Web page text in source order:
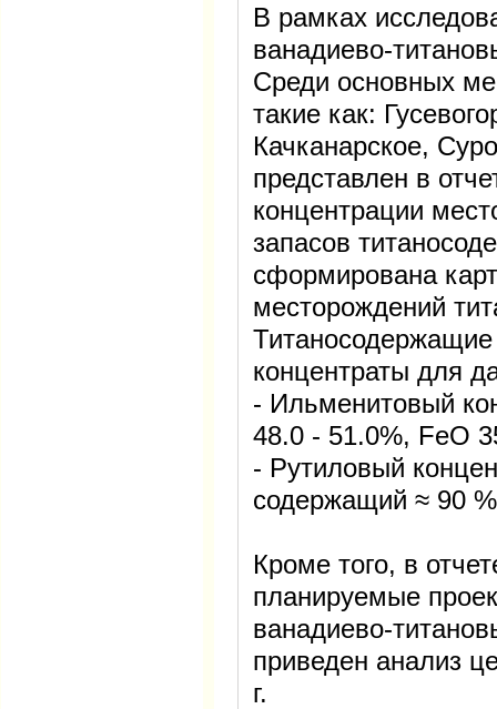
В рамках
ванадиево-
Среди основных
такие как:
Качканарское,
представлен в
концентрации
запасов
сформирована
месторождений
концентраты для
- Ильменитовый
48.0 - 51.0%, FeO
- Рутиловый
содержащий ≈ 90
Кроме того, в
планируемые
ванадиево-
приведен анализ
г.